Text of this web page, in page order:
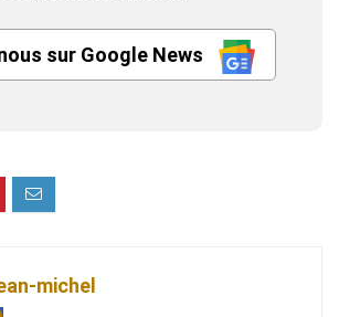
sur Google News
michel